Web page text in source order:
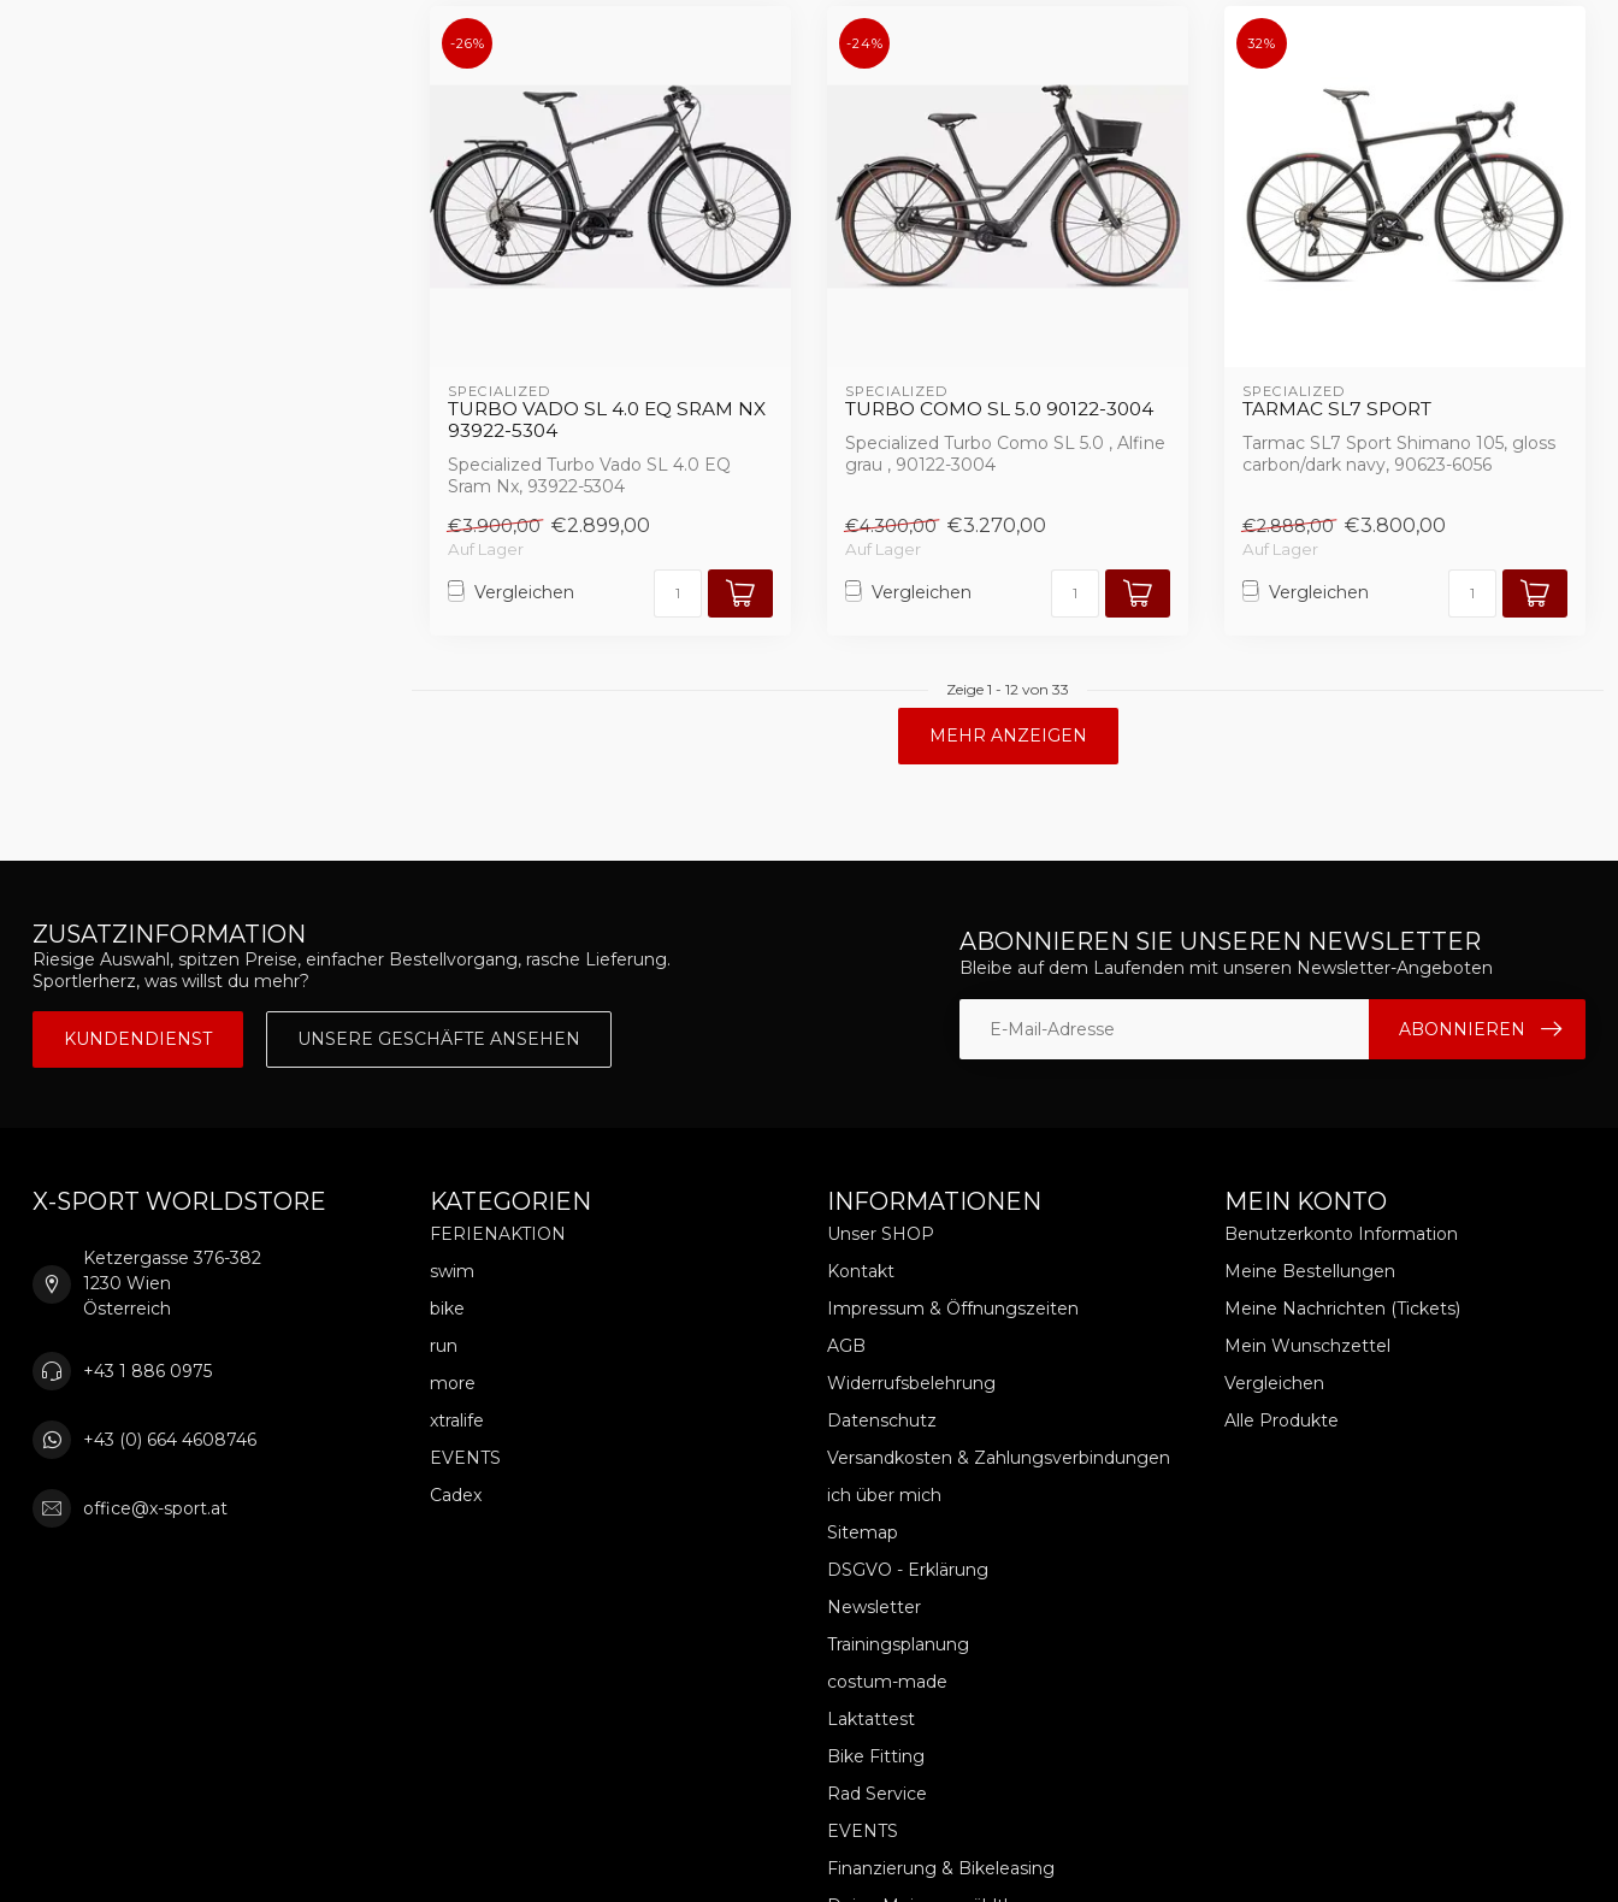
-26%
SPECIALIZED
TURBO VADO SL 4.0 EQ SRAM NX
93922-5304
Specialized Turbo Vado SL 4.0 EQ
Sram Nx, 93922-5304
€3.900,00 €2.899,00
Auf Lager
Vergleichen
-24%
SPECIALIZED
TURBO COMO SL 5.0 90122-3004
Specialized Turbo Como SL 5.0 , Alfine
grau , 90122-3004
€4.300,00 €3.270,00
Auf Lager
Vergleichen
32%
SPECIALIZED
TARMAC SL7 SPORT
Tarmac SL7 Sport Shimano 105, gloss
carbon/dark navy, 90623-6056
€2.888,00 €3.800,00
Auf Lager
Vergleichen
Zeige 1 - 12 von 33
MEHR ANZEIGEN
ZUSATZINFORMATION
Riesige Auswahl, spitzen Preise, einfacher Bestellvorgang, rasche Lieferung.
Sportlerherz, was willst du mehr?
KUNDENDIENST UNSERE GESCHÄFTE ANSEHEN
ABONNIEREN SIE UNSEREN NEWSLETTER
Bleibe auf dem Laufenden mit unseren Newsletter-Angeboten
ABONNIEREN
X-SPORT WORLDSTORE
Ketzergasse 376-382
1230 Wien
Österreich
+43 1 886 0975
+43 (0) 664 4608746
office@x-sport.at
KATEGORIEN
FERIENAKTION
swim
bike
run
more
xtralife
EVENTS
Cadex
INFORMATIONEN
Unser SHOP
Kontakt
Impressum & Öffnungszeiten
AGB
Widerrufsbelehrung
Datenschutz
Versandkosten & Zahlungsverbindungen
ich über mich
Sitemap
DSGVO - Erklärung
Newsletter
Trainingsplanung
costum-made
Laktattest
Bike Fitting
Rad Service
EVENTS
Finanzierung & Bikeleasing
MEIN KONTO
Benutzerkonto Information
Meine Bestellungen
Meine Nachrichten (Tickets)
Mein Wunschzettel
Vergleichen
Alle Produkte